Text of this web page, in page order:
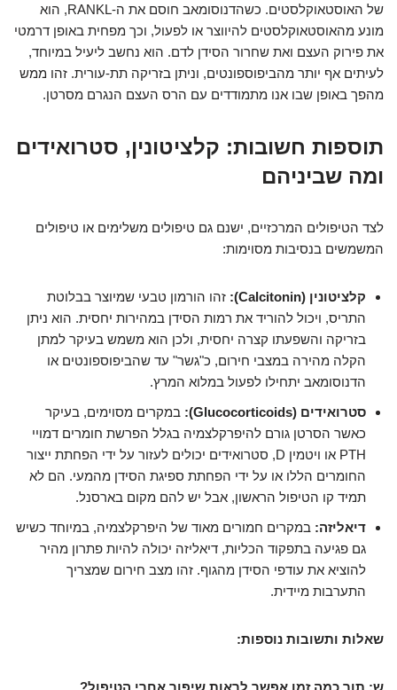
של האוסטאוקלסטים. כשהדנוסומאב חוסם את ה-RANKL, הוא
מונע מהאוסטאוקלסטים להיווצר או לפעול, וכך מפחית באופן דרמטי
את פירוק העצם ואת שחרור הסידן לדם. הוא נחשב ליעיל במיוחד,
לעיתים אף יותר מהביפוספונטים, וניתן בזריקה תת-עורית. זהו ממש
מהפך באופן שבו אנו מתמודדים עם הרס העצם הנגרם מסרטן.
תוספות חשובות: קלציטונין, סטרואידים
ומה שביניהם
לצד הטיפולים המרכזיים, ישנם גם טיפולים משלימים או טיפולים
המשמשים בנסיבות מסוימות:
קלציטונין (Calcitonin):
זהו הורמון טבעי שמיוצר בבלוטת
התריס, ויכול להוריד את רמות הסידן במהירות יחסית. הוא ניתן
בזריקה והשפעתו קצרה יחסית, ולכן הוא משמש בעיקר למתן
הקלה מהירה במצבי חירום, כ"גשר" עד שהביפוספונטים או
הדנוסומאב יתחילו לפעול במלוא המרץ.
סטרואידים (Glucocorticoids):
במקרים מסוימים, בעיקר
כאשר הסרטן גורם להיפרקלצמיה בגלל הפרשת חומרים דמויי
PTH או ויטמין D, סטרואידים יכולים לעזור על ידי הפחתת ייצור
החומרים הללו או על ידי הפחתת ספיגת הסידן מהמעי. הם לא
תמיד קו הטיפול הראשון, אבל יש להם מקום בארסנל.
דיאליזה: במקרים חמורים מאוד של היפרקלצמיה, במיוחד כשיש
גם פגיעה בתפקוד הכליות, דיאליזה יכולה להיות פתרון מהיר
להוציא את עודפי הסידן מהגוף. זהו מצב חירום שמצריך
התערבות מיידית.
שאלות ותשובות נוספות:
ש: תוך כמה זמן אפשר לראות שיפור אחרי הטיפול?